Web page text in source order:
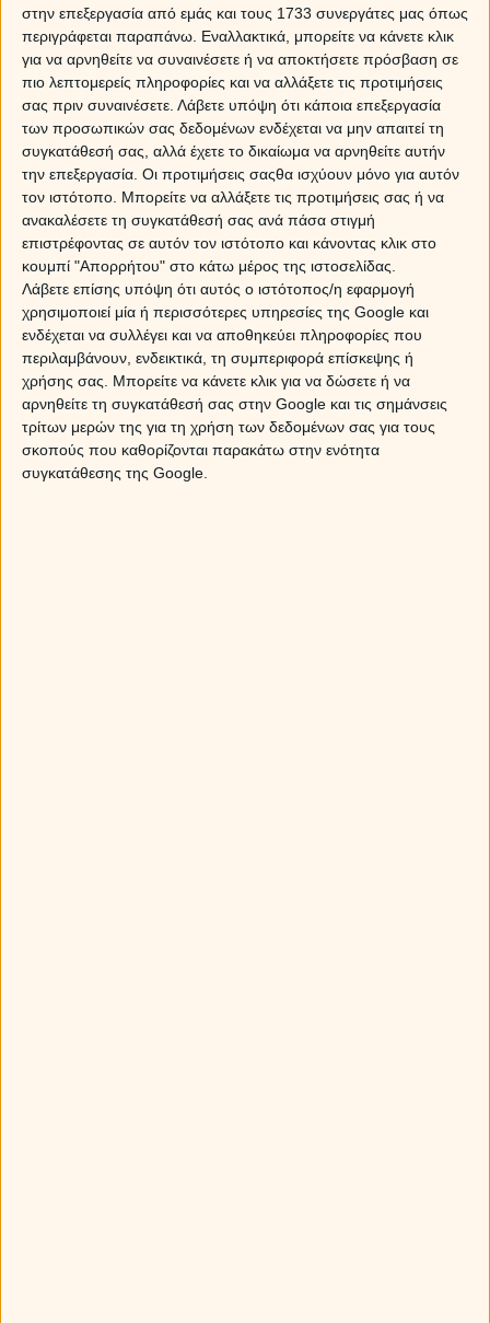
στην επεξεργασία από εμάς και τους 1733 συνεργάτες μας όπως
περιγράφεται παραπάνω. Εναλλακτικά, μπορείτε να κάνετε κλικ
για να αρνηθείτε να συναινέσετε ή να αποκτήσετε πρόσβαση σε
πιο λεπτομερείς πληροφορίες και να αλλάξετε τις προτιμήσεις
σας πριν συναινέσετε. Λάβετε υπόψη ότι κάποια επεξεργασία
των προσωπικών σας δεδομένων ενδέχεται να μην απαιτεί τη
συγκατάθεσή σας, αλλά έχετε το δικαίωμα να αρνηθείτε αυτήν
την επεξεργασία. Οι προτιμήσεις σαςθα ισχύουν μόνο για αυτόν
τον ιστότοπο. Μπορείτε να αλλάξετε τις προτιμήσεις σας ή να
ανακαλέσετε τη συγκατάθεσή σας ανά πάσα στιγμή
επιστρέφοντας σε αυτόν τον ιστότοπο και κάνοντας κλικ στο
κουμπί "Απορρήτου" στο κάτω μέρος της ιστοσελίδας.
Λάβετε επίσης υπόψη ότι αυτός ο ιστότοπος/η εφαρμογή
χρησιμοποιεί μία ή περισσότερες υπηρεσίες της Google και
ενδέχεται να συλλέγει και να αποθηκεύει πληροφορίες που
περιλαμβάνουν, ενδεικτικά, τη συμπεριφορά επίσκεψης ή
χρήσης σας. Μπορείτε να κάνετε κλικ για να δώσετε ή να
αρνηθείτε τη συγκατάθεσή σας στην Google και τις σημάνσεις
τρίτων μερών της για τη χρήση των δεδομένων σας για τους
σκοπούς που καθορίζονται παρακάτω στην ενότητα
συγκατάθεσης της Google.